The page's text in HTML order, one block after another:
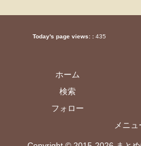
Today's page views: : 435
ホーム
検索
フォロー
メニュ